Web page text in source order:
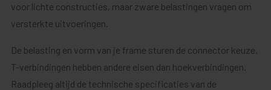
voor lichte constructies, maar zware belastingen vragen om
versterkte uitvoeringen.
De belasting en vorm van je frame sturen de connector keuze.
T-verbindingen hebben andere eisen dan hoekverbindingen.
Raadpleeg altijd de technische specificaties van de